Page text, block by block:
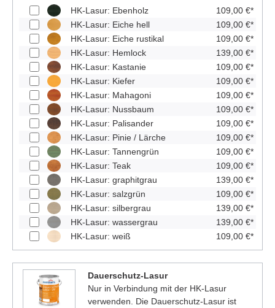
HK-Lasur: Ebenholz
109,00 €*
HK-Lasur: Eiche hell
109,00 €*
HK-Lasur: Eiche rustikal
109,00 €*
HK-Lasur: Hemlock
139,00 €*
HK-Lasur: Kastanie
109,00 €*
HK-Lasur: Kiefer
109,00 €*
HK-Lasur: Mahagoni
109,00 €*
HK-Lasur: Nussbaum
109,00 €*
HK-Lasur: Palisander
109,00 €*
HK-Lasur: Pinie / Lärche
109,00 €*
HK-Lasur: Tannengrün
109,00 €*
HK-Lasur: Teak
109,00 €*
HK-Lasur: graphitgrau
139,00 €*
HK-Lasur: salzgrün
109,00 €*
HK-Lasur: silbergrau
139,00 €*
HK-Lasur: wassergrau
139,00 €*
HK-Lasur: weiß
109,00 €*
Dauerschutz-Lasur
Nur in Verbindung mit der HK-Lasur
verwenden. Die Dauerschutz-Lasur ist